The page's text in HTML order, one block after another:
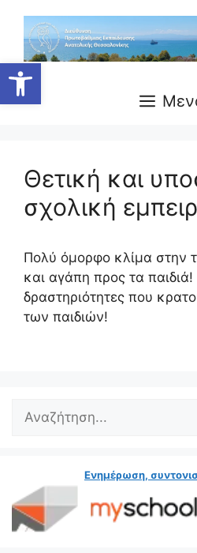
Ανοίξτε τη γραμμή εργαλείων
περιεχόμενο
Θετική και
σχολική
Πολύ όμορφο κλίμα στην
και αγάπη προς τα παιδιά!
δραστηριότητες που
των παιδιών!
Ενημέρωση,